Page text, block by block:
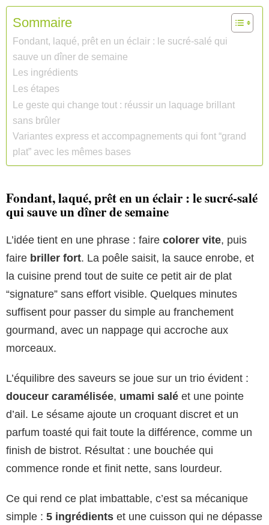
Sommaire
Fondant, laqué, prêt en un éclair : le sucré-salé qui
sauve un dîner de semaine
Les ingrédients
Les étapes
Le geste qui change tout : réussir un laquage brillant
sans brûler
Variantes express et accompagnements qui font “grand
plat” avec les mêmes bases
Fondant, laqué, prêt en un éclair : le sucré-salé
qui sauve un dîner de semaine
L’idée tient en une phrase : faire colorer vite, puis
faire briller fort. La poêle saisit, la sauce enrobe, et
la cuisine prend tout de suite ce petit air de plat
“signature” sans effort visible. Quelques minutes
suffisent pour passer du simple au franchement
gourmand, avec un nappage qui accroche aux
morceaux.
L’équilibre des saveurs se joue sur un trio évident :
douceur caramélisée, umami salé et une pointe
d’ail. Le sésame ajoute un croquant discret et un
parfum toasté qui fait toute la différence, comme un
finish de bistrot. Résultat : une bouchée qui
commence ronde et finit nette, sans lourdeur.
Ce qui rend ce plat imbattable, c’est sa mécanique
simple : 5 ingrédients et une cuisson qui ne dépasse